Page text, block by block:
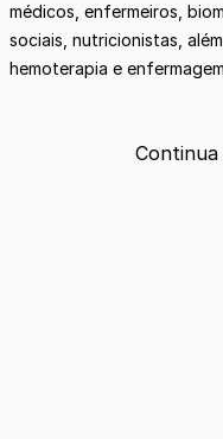
médicos, enfermeiros,
sociais, nutricionistas,
hemoterapia e
Continua